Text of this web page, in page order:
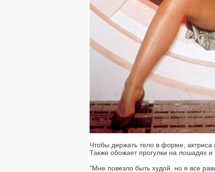
Чтобы держать тело в форме, актриса
Также обожает прогулки на лошадях и
"Мне повезло быть худой, но я все